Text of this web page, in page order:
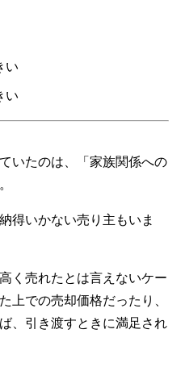
い
い
いたのは、「家族関係への
得いかない売り主もいま
く売れたとは言えないケー
上での売却価格だったり、
、引き渡すときに満足され